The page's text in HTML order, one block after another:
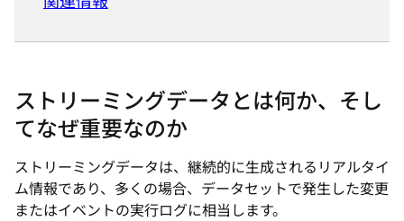
ストリーミングデータとは何か、そし
てなぜ重要なのか
ストリーミングデータは、継続的に生成されるリアルタイ
ム情報であり、多くの場合、データセットで発生した変更
またはイベントの実行ログに相当します。